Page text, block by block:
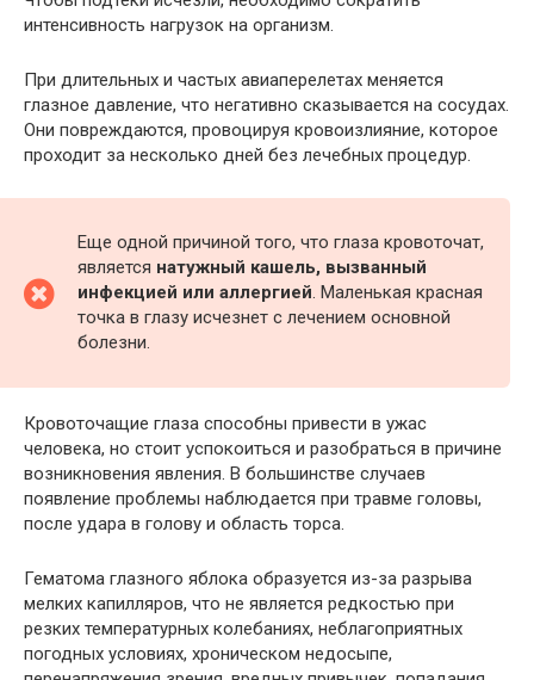
интенсивность нагрузок на организм.
При длительных и частых авиаперелетах меняется
глазное давление, что негативно сказывается на сосудах.
Они повреждаются, провоцируя кровоизлияние, которое
проходит за несколько дней без лечебных процедур.
Еще одной причиной того, что глаза кровоточат,
является натужный кашель, вызванный
инфекцией или аллергией. Маленькая красная
точка в глазу исчезнет с лечением основной
болезни.
Кровоточащие глаза способны привести в ужас
человека, но стоит успокоиться и разобраться в причине
возникновения явления. В большинстве случаев
появление проблемы наблюдается при травме головы,
после удара в голову и область торса.
Гематома глазного яблока образуется из-за разрыва
мелких капилляров, что не является редкостью при
резких температурных колебаниях, неблагоприятных
погодных условиях, хроническом недосыпе,